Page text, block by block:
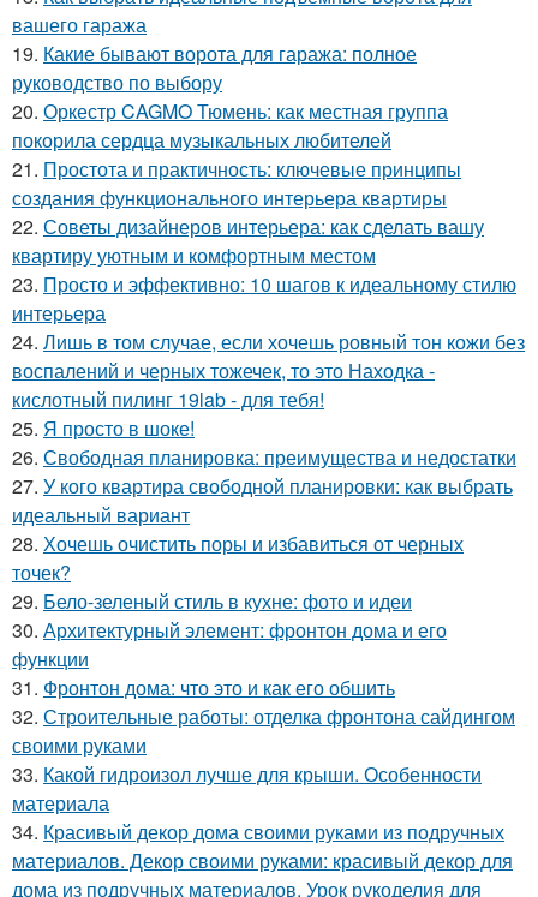
вашего гаража
19. Какие бывают ворота для гаража: полное
руководство по выбору
20. Оркестр CAGMO Тюмень: как местная группа
покорила сердца музыкальных любителей
21. Простота и практичность: ключевые принципы
создания функционального интерьера квартиры
22. Советы дизайнеров интерьера: как сделать вашу
квартиру уютным и комфортным местом
23. Просто и эффективно: 10 шагов к идеальному стилю
интерьера
24. Лишь в том случае, если хочешь ровный тон кожи без
воспалений и черных тожечек, то это Находка -
кислотный пилинг 19lab - для тебя!
25. Я просто в шоке!
26. Свободная планировка: преимущества и недостатки
27. У кого квартира свободной планировки: как выбрать
идеальный вариант
28. Хочешь очистить поры и избавиться от черных
точек?
29. Бело-зеленый стиль в кухне: фото и идеи
30. Архитектурный элемент: фронтон дома и его
функции
31. Фронтон дома: что это и как его обшить
32. Строительные работы: отделка фронтона сайдингом
своими руками
33. Какой гидроизол лучше для крыши. Особенности
материала
34. Красивый декор дома своими руками из подручных
материалов. Декор своими руками: красивый декор для
дома из подручных материалов. Урок рукоделия для